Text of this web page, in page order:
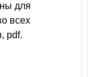
для
всех
pdf.